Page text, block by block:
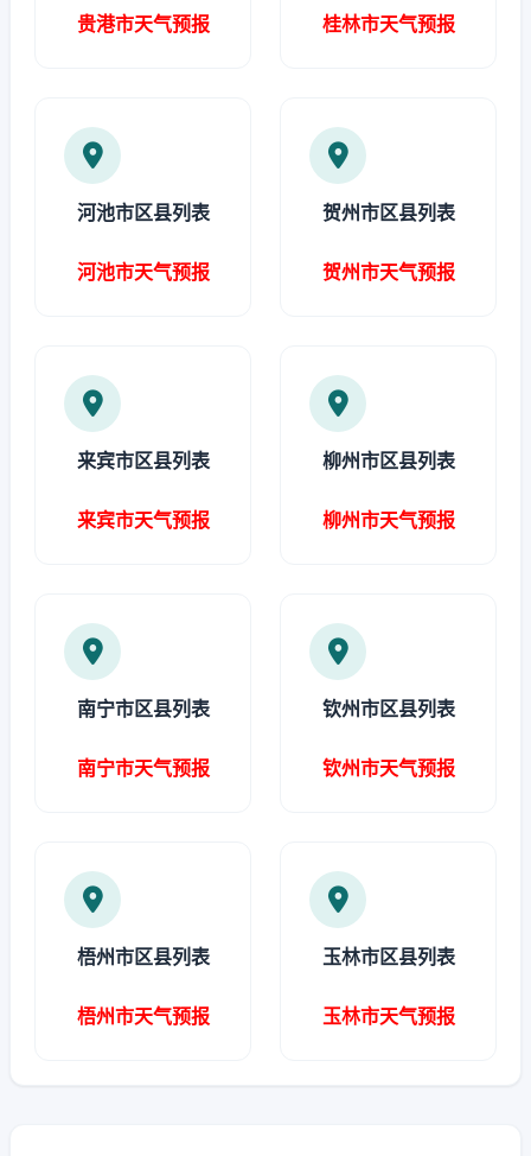
贵港市天气预报 桂林市天气预报
河池市区县列表
河池市天气预报
贺州市区县列表
贺州市天气预报
来宾市区县列表
来宾市天气预报
柳州市区县列表
柳州市天气预报
南宁市区县列表
南宁市天气预报
钦州市区县列表
钦州市天气预报
梧州市区县列表
梧州市天气预报
玉林市区县列表
玉林市天气预报